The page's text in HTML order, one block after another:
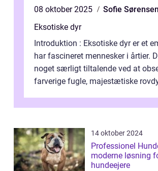
08 oktober 2025
Sofie Sørensen
Eksotiske dyr
Introduktion : Eksotiske dyr er et
har fascineret mennesker i årtier.
noget særligt tiltalende ved at
farverige fugle, majestætiske
14 oktober 2024
Professionel
moderne løsning
hundeejere